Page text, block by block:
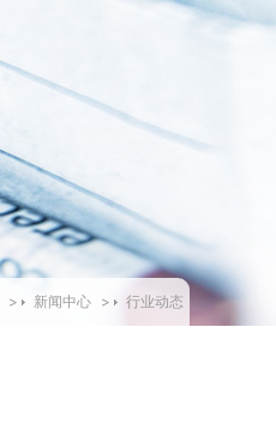
> 新闻中心 > 行业动态